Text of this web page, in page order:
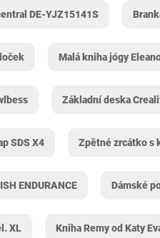
DE-YJZ15141S
Malá kniha jógy
Základní deska
SDS X4 Zpětné zrcátko s
ENDURANCE Dámské
XL Kniha Remy od Katy